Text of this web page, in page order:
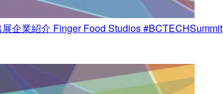
企業紹介 Finger Food Studios #BCTECHSummit